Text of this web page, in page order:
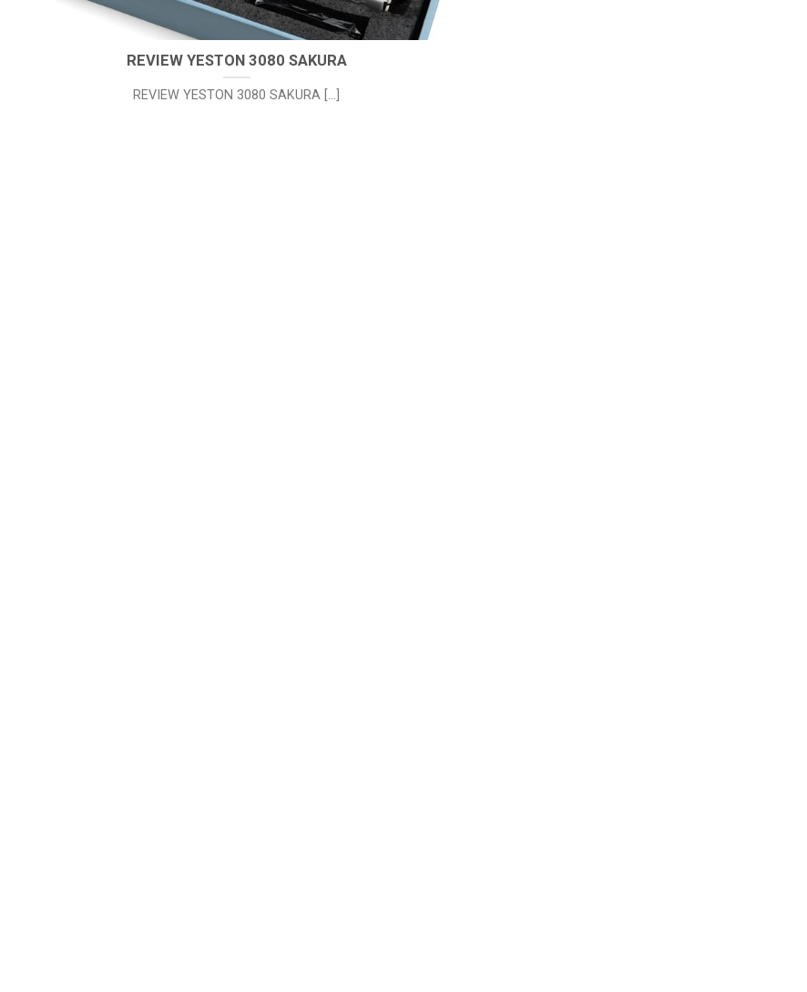
REVIEW YESTON 3080 SAKURA
REVIEW YESTON 3080 SAKURA [...]